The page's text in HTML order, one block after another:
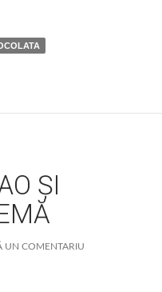
ȘI
UN COMENTARIU